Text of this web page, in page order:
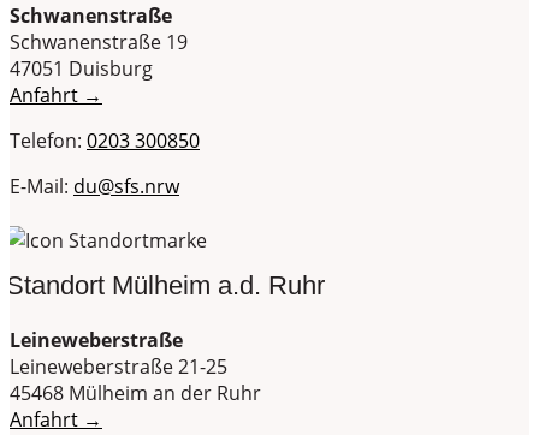
Schwanenstraße
Schwanenstraße 19
47051 Duisburg
Anfahrt →
Telefon: 0203 300850
E-Mail: du@sfs.nrw
Standort Mülheim a.d. Ruhr
Leineweberstraße
Leineweberstraße 21-25
45468 Mülheim an der Ruhr
Anfahrt →